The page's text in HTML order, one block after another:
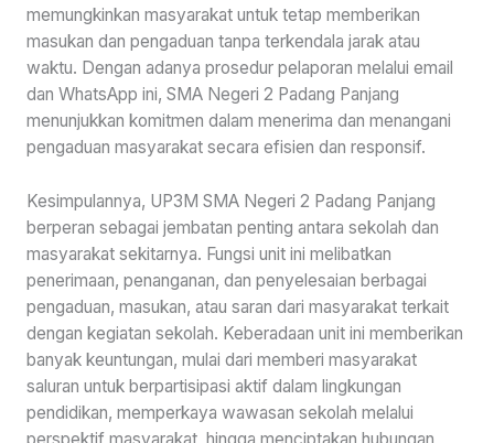
memungkinkan masyarakat untuk tetap memberikan
masukan dan pengaduan tanpa terkendala jarak atau
waktu. Dengan adanya prosedur pelaporan melalui email
dan WhatsApp ini, SMA Negeri 2 Padang Panjang
menunjukkan komitmen dalam menerima dan menangani
pengaduan masyarakat secara efisien dan responsif.
Kesimpulannya, UP3M SMA Negeri 2 Padang Panjang
berperan sebagai jembatan penting antara sekolah dan
masyarakat sekitarnya. Fungsi unit ini melibatkan
penerimaan, penanganan, dan penyelesaian berbagai
pengaduan, masukan, atau saran dari masyarakat terkait
dengan kegiatan sekolah. Keberadaan unit ini memberikan
banyak keuntungan, mulai dari memberi masyarakat
saluran untuk berpartisipasi aktif dalam lingkungan
pendidikan, memperkaya wawasan sekolah melalui